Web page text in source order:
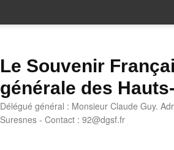
Le Souvenir
générale des
Délégué général : Monsieur Claude Guy.
Suresnes - Contact : 92@dgsf.fr